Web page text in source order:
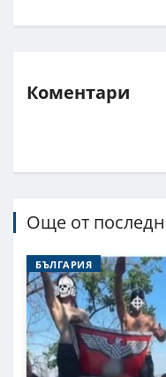
Коментари
Още от
БЪЛГАРИЯ